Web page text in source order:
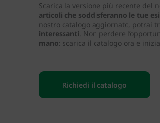
Scarica la versione più recente del
articoli che soddisferanno le tue
nostro catalogo aggiornato, potrai
interessanti. Non perdere
mano: scarica il catalogo ora e
Richiedi il catalogo